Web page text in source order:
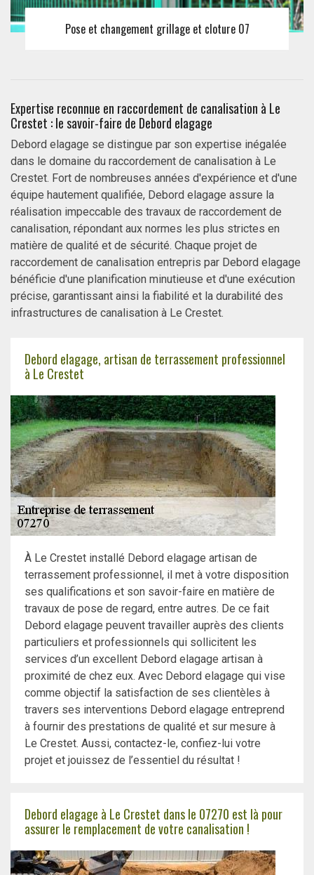
Pose et changement grillage et cloture 07
Expertise reconnue en raccordement de canalisation à Le
Crestet : le savoir-faire de Debord elagage
Debord elagage se distingue par son expertise inégalée
dans le domaine du raccordement de canalisation à Le
Crestet. Fort de nombreuses années d'expérience et d'une
équipe hautement qualifiée, Debord elagage assure la
réalisation impeccable des travaux de raccordement de
canalisation, répondant aux normes les plus strictes en
matière de qualité et de sécurité. Chaque projet de
raccordement de canalisation entrepris par Debord elagage
bénéficie d'une planification minutieuse et d'une exécution
précise, garantissant ainsi la fiabilité et la durabilité des
infrastructures de canalisation à Le Crestet.
Debord elagage, artisan de terrassement professionnel
à Le Crestet
À Le Crestet installé Debord elagage artisan de
terrassement professionnel, il met à votre disposition
ses qualifications et son savoir-faire en matière de
travaux de pose de regard, entre autres. De ce fait
Debord elagage peuvent travailler auprès des clients
particuliers et professionnels qui sollicitent les
services d’un excellent Debord elagage artisan à
proximité de chez eux. Avec Debord elagage qui vise
comme objectif la satisfaction de ses clientèles à
travers ses interventions Debord elagage entreprend
à fournir des prestations de qualité et sur mesure à
Le Crestet. Aussi, contactez-le, confiez-lui votre
projet et jouissez de l’essentiel du résultat !
Debord elagage à Le Crestet dans le 07270 est là pour
assurer le remplacement de votre canalisation !